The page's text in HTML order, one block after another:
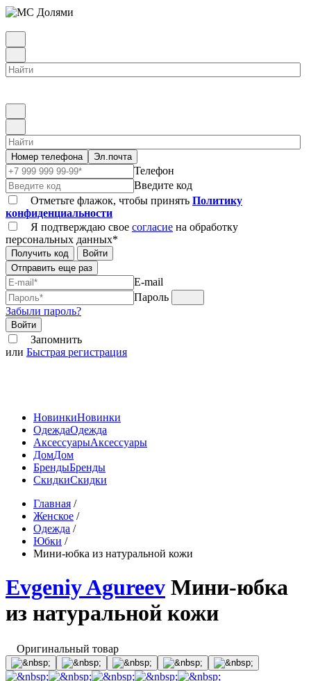
Номер телефона Эл.почта
Телефон
Введите код
Отметьте флажок, чтобы принять Политику
конфиденциальности
Я подтверждаю свое согласие на обработку
персональных данных*
Получить код
Войти
Отправить еще раз
E-mail
Пароль
Забыли пароль?
Войти
Запомнить
или Быстрая регистрация
НовинкиНовинки
ОдеждаОдежда
АксессуарыАксессуары
ДомДом
БрендыБренды
СкидкиСкидки
Главная /
Женское /
Одежда /
Юбки /
Мини-юбка из натуральной кожи
Evgeniy Agureev Мини-юбка
из натуральной кожи
Оригинальный товар